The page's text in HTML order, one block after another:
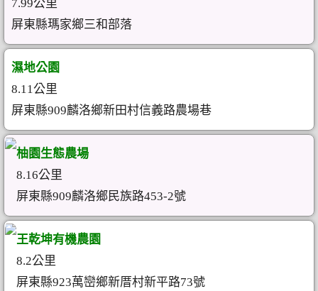
7.99公里
屏東縣瑪家鄉三和部落
濕地公園
8.11公里
屏東縣909麟洛鄉新田村信義路農場巷
柚園生態農場
8.16公里
屏東縣909麟洛鄉民族路453-2號
王乾坤有機農園
8.2公里
屏東縣923萬巒鄉新厝村新平路73號